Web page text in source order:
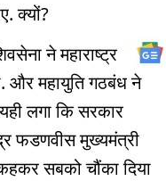
क्यों?
ने महाराष्ट्र
और महायुति गठबंध ने
लगा कि सरकार
फडणवीस मुख्यमंत्री
सबको चौंका दिया